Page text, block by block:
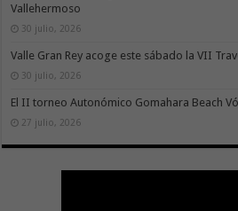
Vallehermoso
30 julio, 2026
Valle Gran Rey acoge este sábado la VII
30 julio, 2026
El II torneo Autonómico Gomahara Beach
27 julio, 2026